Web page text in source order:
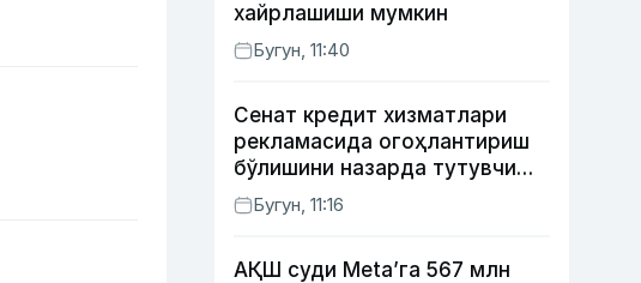
хайрлашиши мумкин
Бугун, 11:40
Сенат кредит хизматлари
рекламасида огоҳлантириш
бўлишини назарда тутувчи
қонунни маъқуллади
Бугун, 11:16
АҚШ суди Meta’га 567 млн